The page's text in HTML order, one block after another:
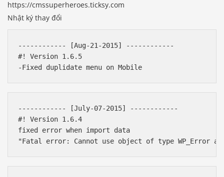
https://cmssuperheroes.ticksy.com
Nhật ký thay đổi
------------ [Aug-21-2015] ------------
#! Version 1.6.5
------------ [July-07-2015] ------------
#! Version 1.6.4
fixed error when import data